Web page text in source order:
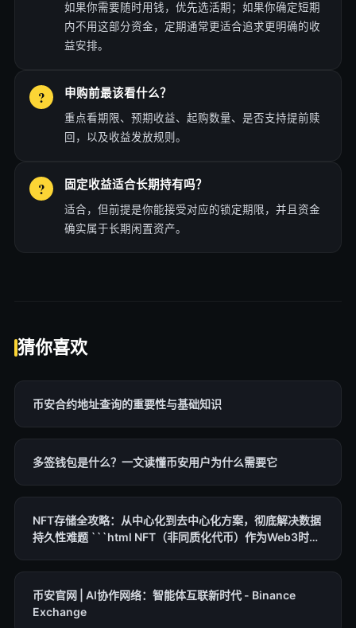
如果你需要随时用钱，优先选活期；如果你确定短期
内不用这部分资金，定期通常更适合追求更明确的收
益安排。
申购前最该看什么？
重点看期限、预期收益、起购数量、是否支持提前赎
回，以及收益发放规则。
固定收益适合长期持有吗？
适合，但前提是你能接受对应的锁定期限，并且资金
确实属于长期闲置资产。
猜你喜欢
币安合约地址查询的重要性与基础知识
多签钱包是什么？一文读懂币安用户为什么需要它
NFT存储全攻略：从中心化到去中心化方案，彻底解决数据
持久性难题 ```html NFT（非同质化代币）作为Web3时代
化存储方式面临单点故障和审查风险，而去中心化NFT存储
方案则提供永久性和抗篡改保障。本文将深入剖析NFT存储
的核心原理、技术路径及最佳实践，帮助开发者、收藏者和
项目方构建可靠的数字资产基础设施。
币安官网 | AI协作网络：智能体互联新时代 - Binance
Exchange